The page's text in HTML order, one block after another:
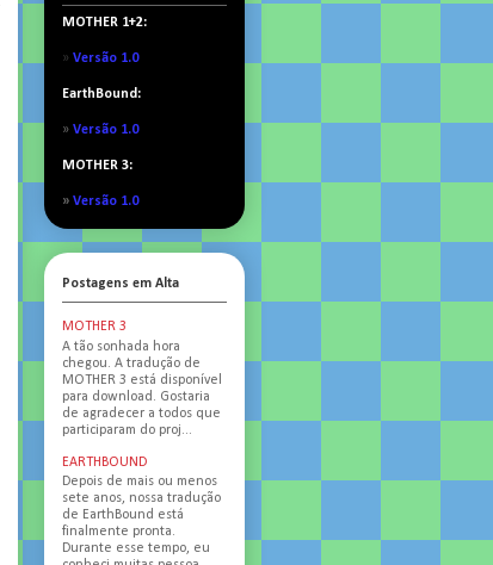
MOTHER 1+2:
» Versão 1.0
EarthBound:
» Versão 1.0
MOTHER 3:
» Versão 1.0
Postagens em Alta
MOTHER 3
A tão sonhada hora
chegou. A tradução de
MOTHER 3 está disponível
para download. Gostaria
de agradecer a todos que
participaram do proj...
EARTHBOUND
Depois de mais ou menos
sete anos, nossa tradução
de EarthBound está
finalmente pronta.
Durante esse tempo, eu